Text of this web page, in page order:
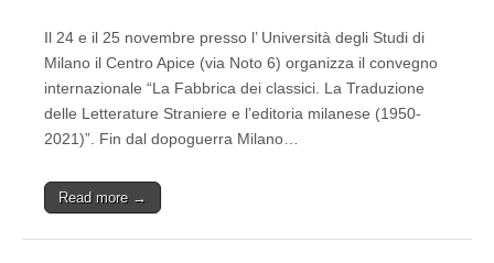
Il 24 e il 25 novembre presso l’ Università degli Studi di
Milano il Centro Apice (via Noto 6) organizza il convegno
internazionale “La Fabbrica dei classici. La Traduzione
delle Letterature Straniere e l’editoria milanese (1950-
2021)”. Fin dal dopoguerra Milano…
Read more →